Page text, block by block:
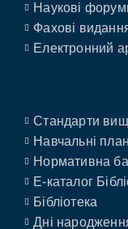
Наукові
Фахові
Електронний
Стандарти
Навчальні
Нормативна
E-каталог
Бібліотека
Дні